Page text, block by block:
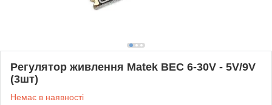
Регулятор живлення Matek BEC 6-30V - 5V/9V
(3шт)
Немає в наявності